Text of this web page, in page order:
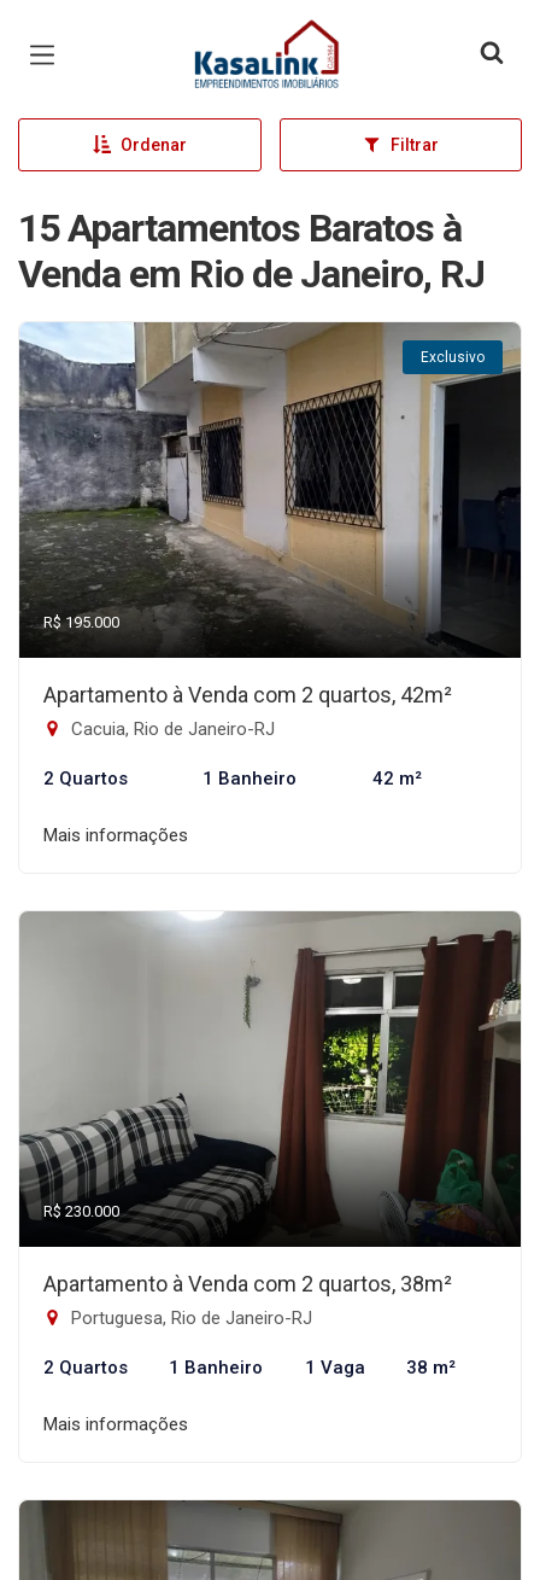
Página inicial
Ordenar Filtrar
15 Apartamentos Baratos à
Venda em Rio de Janeiro, RJ
Exclusivo
R$ 195.000
Apartamento à Venda com 2 quartos, 42m²
Cacuia, Rio de Janeiro-RJ
2 Quartos 1 Banheiro 42 m²
Mais informações
R$ 230.000
Apartamento à Venda com 2 quartos, 38m²
Portuguesa, Rio de Janeiro-RJ
2 Quartos 1 Banheiro 1 Vaga 38 m²
Mais informações